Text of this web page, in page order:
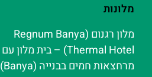
מלונות
מלון רגנום (Regnum Banya
Thermal Hotel) – בית מלון עם
מרחצאות חמים בבנייה (Banya)